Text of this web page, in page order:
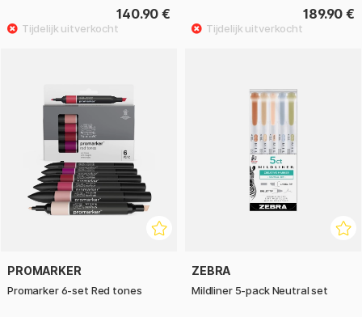
140.90 € 189.90 €
PROMARKER
Promarker 6-set Red tones
ZEBRA
Mildliner 5-pack Neutral set